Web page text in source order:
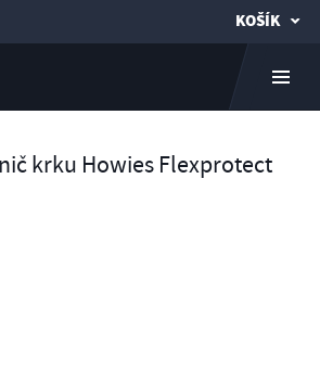
KOŠÍK
krku Howies Flexprotect